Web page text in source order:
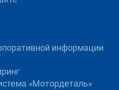
информации
«Mотордеталь»